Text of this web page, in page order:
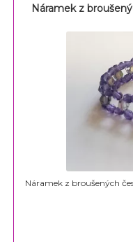
Náramek z
Náramek z broušených